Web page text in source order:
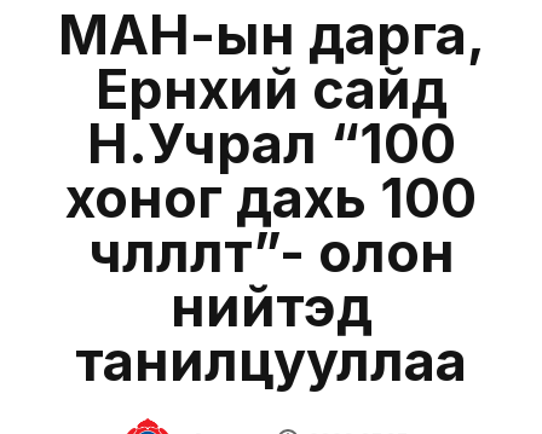
МАН-ын дарга,
Ерөнхий сайд
Н.Учрал “100
хоног дахь 100
чөлөөлөлт”-өө олон
нийтэд
танилцууллаа